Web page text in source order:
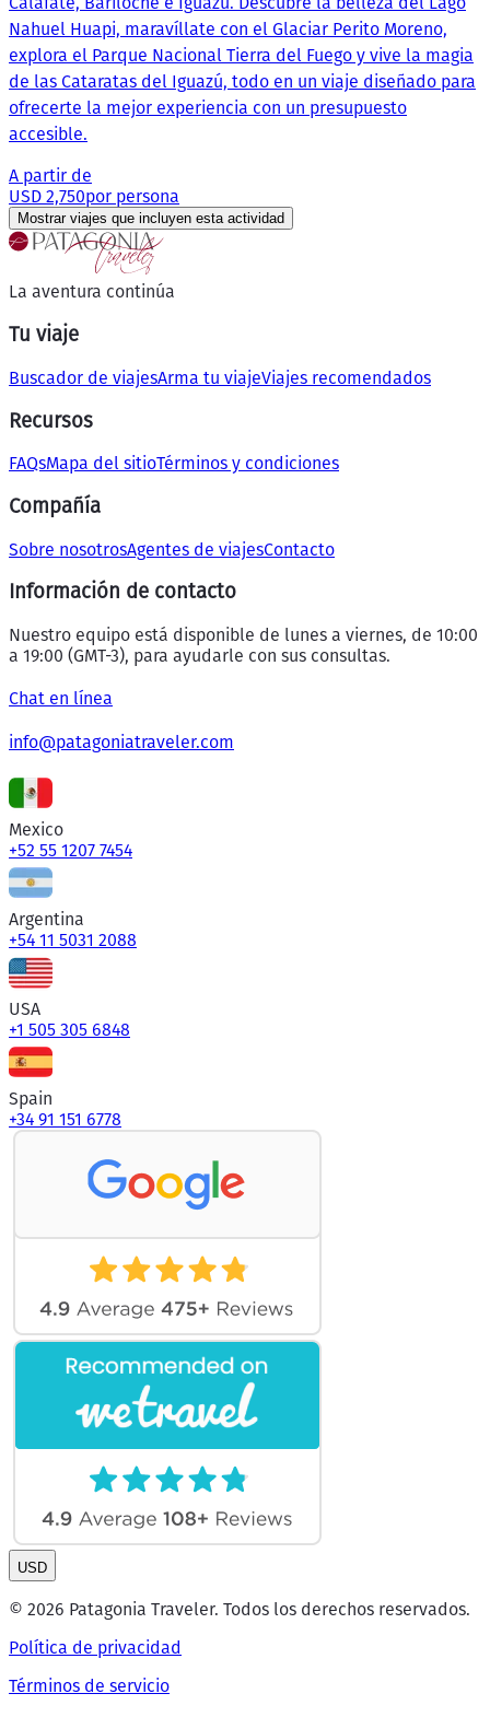
Nahuel Huapi, maravíllate con el Glaciar Perito Moreno,
explora el Parque Nacional Tierra del Fuego y vive la magia
de las Cataratas del Iguazú, todo en un viaje diseñado para
ofrecerte la mejor experiencia con un presupuesto
accesible.
A partir de
USD 2,750por persona
Mostrar viajes que incluyen esta actividad
La aventura continúa
Tu viaje
Buscador de viajesArma tu viajeViajes recomendados
Recursos
FAQsMapa del sitioTérminos y condiciones
Compañía
Sobre nosotrosAgentes de viajesContacto
Información de contacto
Nuestro equipo está disponible de lunes a viernes, de 10:00
a 19:00 (GMT-3), para ayudarle con sus consultas.
Chat en línea
info@patagoniatraveler.com
Mexico
+52 55 1207 7454
Argentina
+54 11 5031 2088
USA
+1 505 305 6848
Spain
+34 91 151 6778
USD
© 2026 Patagonia Traveler. Todos los derechos reservados.
Política de privacidad
Términos de servicio